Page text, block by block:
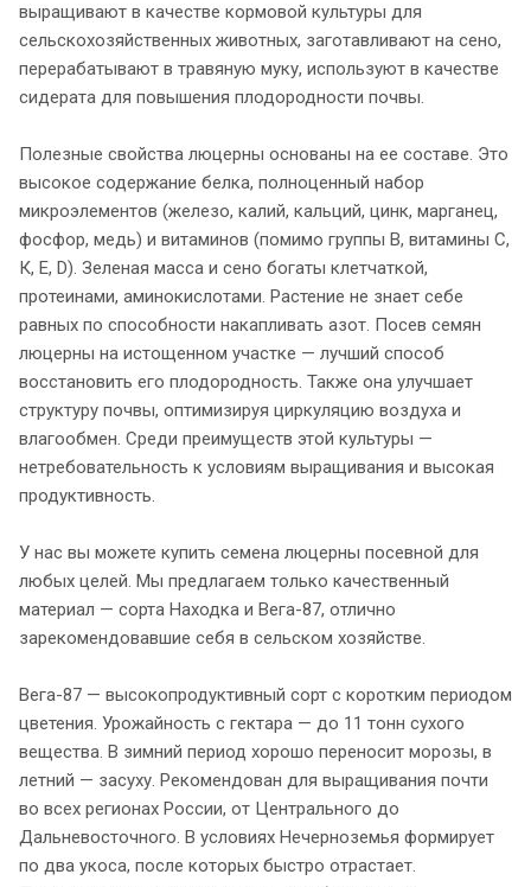
выращивают в качестве кормовой культуры для
сельскохозяйственных животных, заготавливают на сено,
перерабатывают в травяную муку, используют в качестве
сидерата для повышения плодородности почвы.
Полезные свойства люцерны основаны на ее составе. Это
высокое содержание белка, полноценный набор
микроэлементов (железо, калий, кальций, цинк, марганец,
фосфор, медь) и витаминов (помимо группы В, витамины С,
К, Е, D). Зеленая масса и сено богаты клетчаткой,
протеинами, аминокислотами. Растение не знает себе
равных по способности накапливать азот. Посев семян
люцерны на истощенном участке — лучший способ
восстановить его плодородность. Также она улучшает
структуру почвы, оптимизируя циркуляцию воздуха и
влагообмен. Среди преимуществ этой культуры —
нетребовательность к условиям выращивания и высокая
продуктивность.
У нас вы можете купить семена люцерны посевной для
любых целей. Мы предлагаем только качественный
материал — сорта Находка и Вега-87, отлично
зарекомендовавшие себя в сельском хозяйстве.
Вега-87 — высокопродуктивный сорт с коротким периодом
цветения. Урожайность с гектара — до 11 тонн сухого
вещества. В зимний период хорошо переносит морозы, в
летний — засуху. Рекомендован для выращивания почти
во всех регионах России, от Центрального до
Дальневосточного. В условиях Нечерноземья формирует
по два укоса, после которых быстро отрастает.